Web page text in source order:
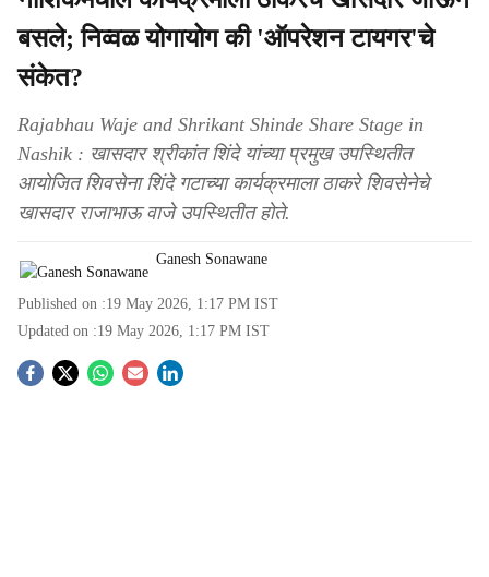
बसले; निव्वळ योगायोग की 'ऑपरेशन टायगर'चे
संकेत?
Rajabhau Waje and Shrikant Shinde Share Stage in
Nashik : खासदार श्रीकांत शिंदे यांच्या प्रमुख उपस्थितीत
आयोजित शिवसेना शिंदे गटाच्या कार्यक्रमाला ठाकरे शिवसेनेचे
खासदार राजाभाऊ वाजे उपस्थितीत होते.
Ganesh Sonawane
Published on :19 May 2026, 1:17 PM IST
Updated on :19 May 2026, 1:17 PM IST
S